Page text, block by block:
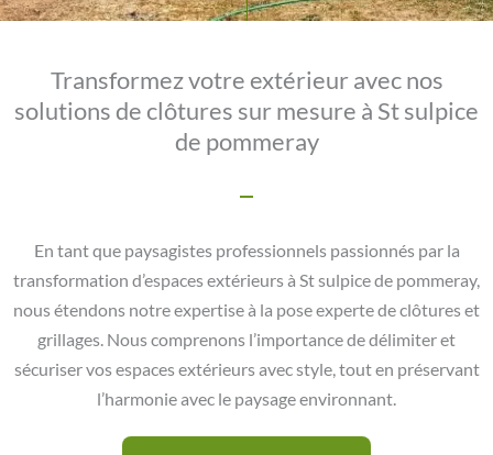
Transformez votre extérieur avec nos
solutions de clôtures sur mesure à St sulpice
de pommeray
En tant que paysagistes professionnels passionnés par la
transformation d’espaces extérieurs à St sulpice de pommeray,
nous étendons notre expertise à la pose experte de clôtures et
grillages. Nous comprenons l’importance de délimiter et
sécuriser vos espaces extérieurs avec style, tout en préservant
l’harmonie avec le paysage environnant.